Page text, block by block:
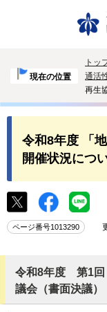
現在の位置
トッ
通活
再生
令和8年度 「
開催状況につ
ページ番号1013290 更
令和8年度 第1回
議会（書面決議）